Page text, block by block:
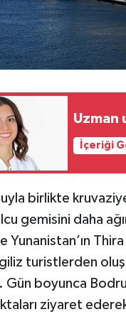
Uzman
İçeriği
birlikte
gemisini daha
Yunanistan’ın Thira
turistlerden
Gün boyunca
ziyaret